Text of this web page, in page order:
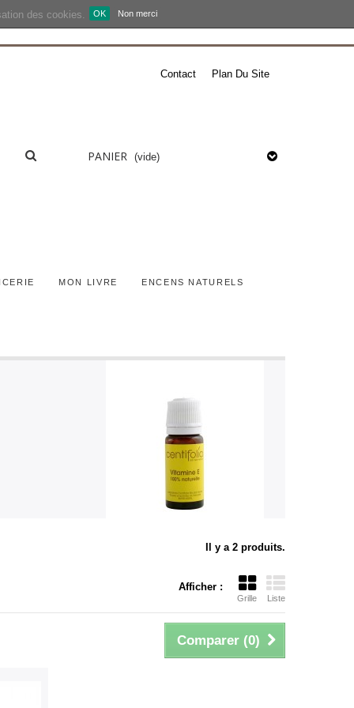
des cookies. OK Non merci
Contact Plan Du Site
PANIER (vide)
MON LIVRE ENCENS NATURELS
Il y a 2 produits.
Afficher :
Grille Liste
Comparer (0)